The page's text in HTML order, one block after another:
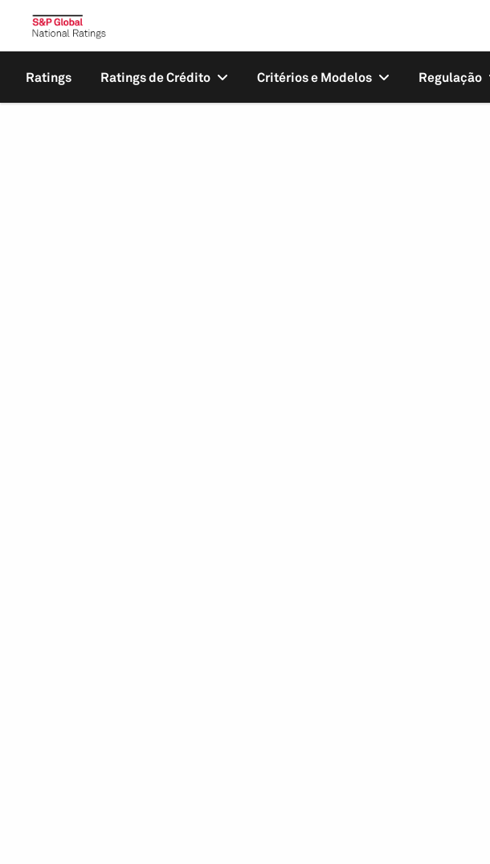
Ratings Ratings de Crédito Critérios e Modelos Regulação